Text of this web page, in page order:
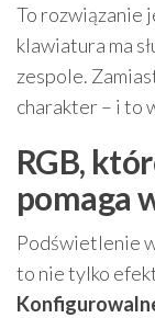
To rozwiązanie
klawiatura ma
zespole.
charakter – i to
RGB,
pomaga
Podświetlenie
to nie tylko